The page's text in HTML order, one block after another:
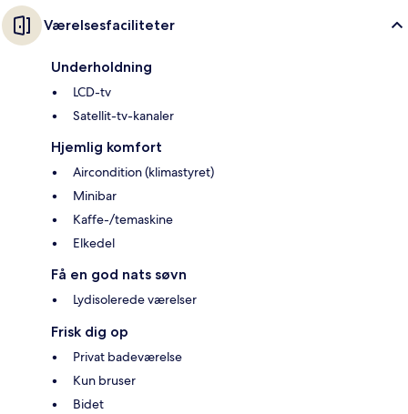
Værelsesfaciliteter
Underholdning
LCD-tv
Satellit-tv-kanaler
Hjemlig komfort
Aircondition (klimastyret)
Minibar
Kaffe-/temaskine
Elkedel
Få en god nats søvn
Lydisolerede værelser
Frisk dig op
Privat badeværelse
Kun bruser
Bidet